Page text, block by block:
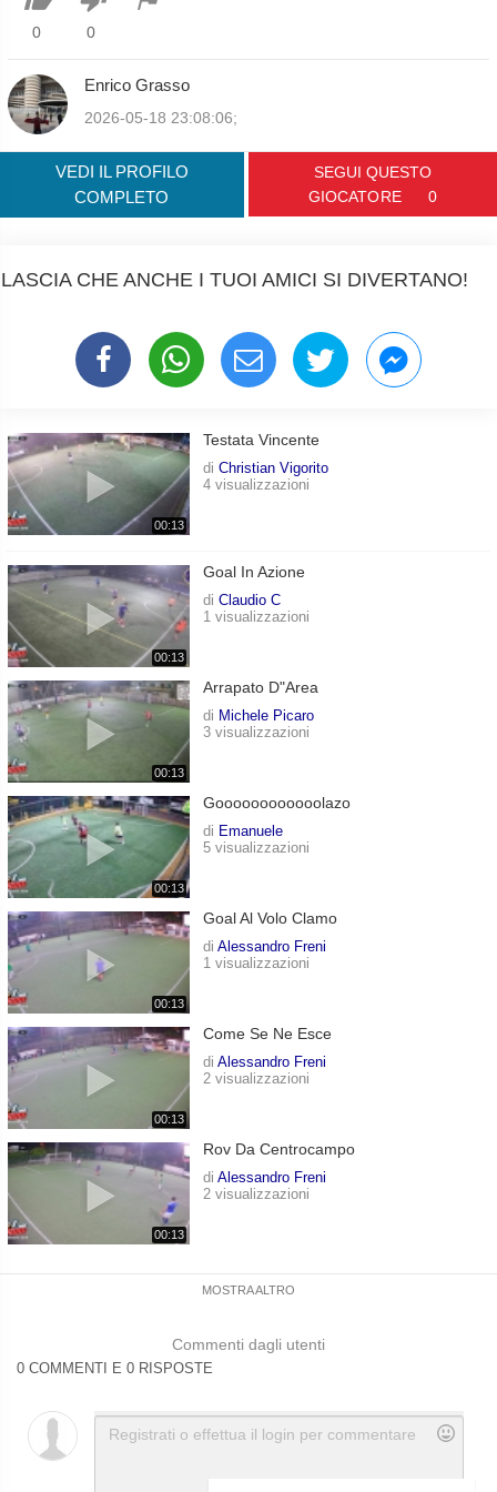
0 0
Enrico Grasso
2026-05-18 23:08:06;
VEDI IL PROFILO
COMPLETO
SEGUI QUESTO
GIOCATORE
0
LASCIA CHE ANCHE I TUOI AMICI SI DIVERTANO!
00:13
Testata Vincente
di Christian Vigorito
4 visualizzazioni
00:13
Goal In Azione
di Claudio C
1 visualizzazioni
00:13
Arrapato D"area
di Michele Picaro
3 visualizzazioni
00:13
Goooooooooooolazo
di Emanuele
5 visualizzazioni
00:13
Goal Al Volo Clamo
di Alessandro Freni
1 visualizzazioni
00:13
Come Se Ne Esce
di Alessandro Freni
2 visualizzazioni
00:13
Rov Da Centrocampo
di Alessandro Freni
2 visualizzazioni
MOSTRA ALTRO
Commenti dagli utenti
0 COMMENTI E 0 RISPOSTE